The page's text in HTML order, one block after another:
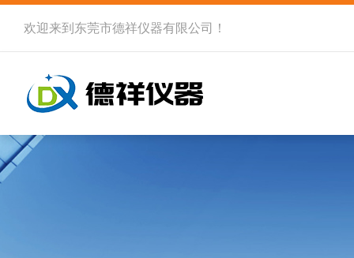
欢迎来到 东莞市德祥仪器有限公司 ！